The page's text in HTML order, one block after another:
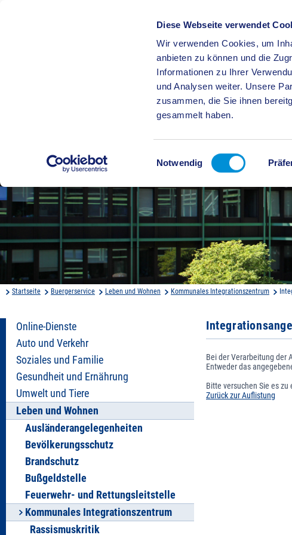
Diese Webseite verwendet
Wir verwenden Cookies, um
anbieten zu können und die
Informationen zu Ihrer
und Analysen weiter. Unsere
zusammen, die Sie ihnen
gesammelt haben.
Einwilligungsauswahl
Notwendig
Startseite Buergerservice Leben und Wohnen Kommunales Integrationszentrum
Online-Dienste
Auto und Verkehr
Soziales und Familie
Gesundheit und Ernährung
Umwelt und Tiere
Leben und Wohnen
Ausländerangelegenheiten
Bevölkerungsschutz
Brandschutz
Bußgeldstelle
Feuerwehr- und Rettungsleitstelle
Kommunales Integrationszentrum
Rassismuskritik
Bei der Verarbeitung der
Entweder das
Bitte versuchen Sie es
Zurück zur Auflistung